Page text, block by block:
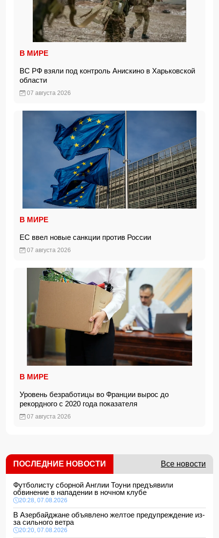
В МИРЕ
ВС РФ взяли под контроль Анискино в Харьковской
области
07 августа 2026
В МИРЕ
ЕС ввел новые санкции против России
07 августа 2026
В МИРЕ
Уровень безработицы во Франции вырос до
рекордного с 2020 года показателя
07 августа 2026
ПОСЛЕДНИЕ НОВОСТИ Все новости
Футболисту сборной Англии Тоуни предъявили
обвинение в нападении в ночном клубе
20:28, 07.08.2026
В Азербайджане объявлено желтое предупреждение из-
за сильного ветра
20:20, 07.08.2026